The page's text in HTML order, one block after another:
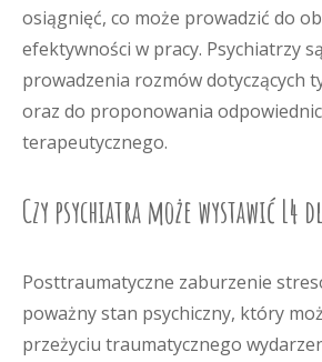
osiągnięć, co może prowadzić do
efektywności w pracy. Psychiatrzy
prowadzenia rozmów dotyczących
oraz do proponowania
terapeutycznego.
Czy psychiatra może wystawić L4
Posttraumatyczne zaburzenie
poważny stan psychiczny, który
przeżyciu traumatycznego